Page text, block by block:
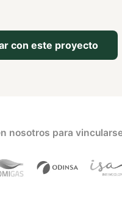
con este proyecto
nosotros para